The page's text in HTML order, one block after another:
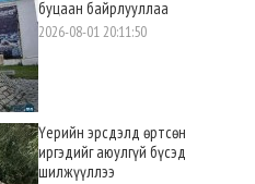
буцаан байрлууллаа
2026-08-01 20:11:50
Үерийн эрсдэлд өртсөн
иргэдийг аюулгүй бүсэд
шилжүүллээ